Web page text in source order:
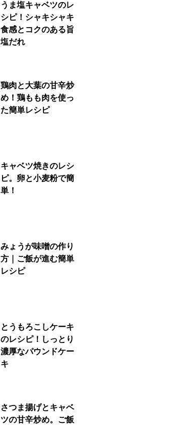
うま塩キャベツのレ
シピ！シャキシャキ
食感とコクのある旨
塩だれ
鶏肉と大葉の甘辛炒
め！鶏もも肉を使っ
た簡単レシピ
キャベツ焼きのレシ
ピ。卵と小麦粉で簡
単！
みょうが味噌の作り
方｜ご飯が進む簡単
レシピ
とうもろこしケーキ
のレシピ！しっとり
濃厚なパウンドケー
キ
さつま揚げとキャベ
ツの甘辛炒め。ご飯